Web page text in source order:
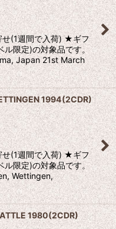
(1週間で入荷) ★ギフ
ル限定)の対象品です。
Japan 21st March
1994(2CDR)
(1週間で入荷) ★ギフ
ル限定)の対象品です。
Wettingen,
1980(2CDR)